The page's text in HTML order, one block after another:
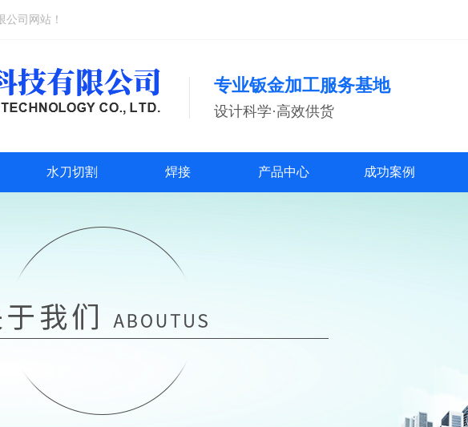
司网站！
专业钣金加工服务基地
设计科学·高效供货
水刀切割 焊接 产品中心 成功案例